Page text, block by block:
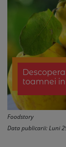
toamnei
Foodstory
Data publicarii: Luni